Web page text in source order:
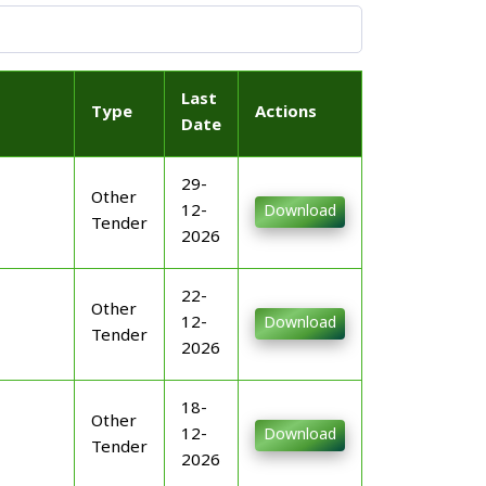
Type
Last
Date
Actions
Other
Tender
29-
12-
2026
Download
Other
Tender
22-
12-
2026
Download
Other
Tender
18-
12-
2026
Download